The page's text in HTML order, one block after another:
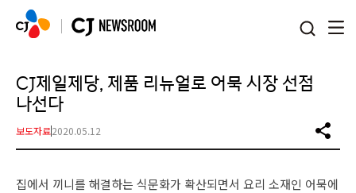
CJ제일제당, 제품 리뉴얼로 어묵 시장 선점
나선다
보도자료2020.05.12
집에서 끼니를 해결하는 식문화가 확산되면서 요리 소재인 어묵에